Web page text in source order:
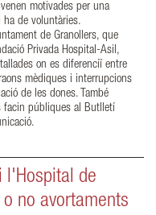
motivades per una
de voluntàries.
de Granollers, que
Privada Hospital-Asil,
on es diferenciï entre
mèdiques i interrupcions
de les dones. També
facin públiques al Butlletí
l'Hospital de
no avortaments